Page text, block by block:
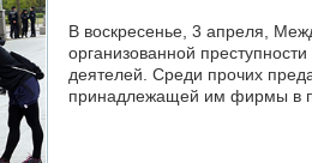
В воскресенье, 3 апреля,
организованной
деятелей. Среди прочих
принадлежащей им фирмы в